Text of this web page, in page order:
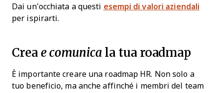
Dai un’occhiata a questi esempi di valori aziendali
per ispirarti.
Creae comunica la tua roadmap
È importante creare una roadmap HR. Non solo a
tuo beneficio, ma anche affinché i membri del team